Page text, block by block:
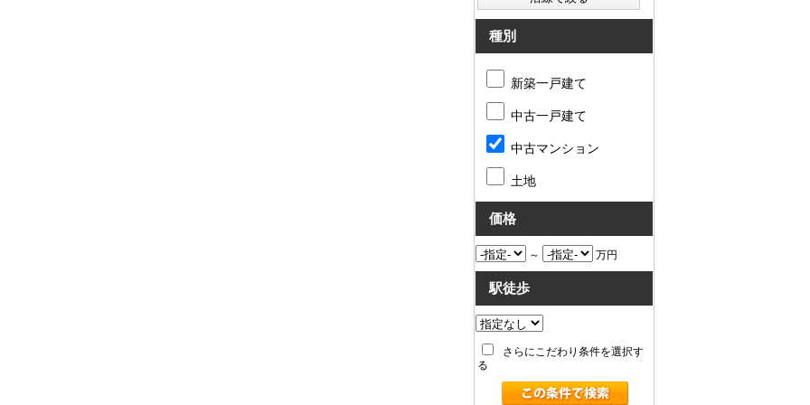
種別
新築一戸建て
中古一戸建て
中古マンション
土地
価格
～ 万円
駅徒歩
さらにこだわり条件を選択す
る